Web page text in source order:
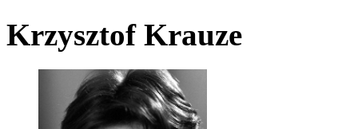
Krzysztof Krauze